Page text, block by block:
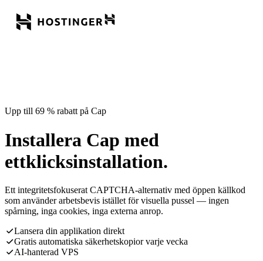
Upp till 69 % rabatt på Cap
Installera Cap med
ettklicksinstallation.
Ett integritetsfokuserat CAPTCHA-alternativ med öppen källkod
som använder arbetsbevis istället för visuella pussel — ingen
spårning, inga cookies, inga externa anrop.
Lansera din applikation direkt
Gratis automatiska säkerhetskopior varje vecka
AI-hanterad VPS